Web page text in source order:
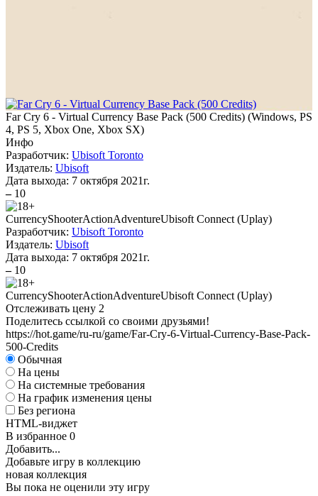
Far Cry 6 - Virtual Currency Base Pack (500 Credits) (Windows, PS
4, PS 5, Xbox One, Xbox SX)
Инфо
Разработчик: Ubisoft Toronto
Издатель: Ubisoft
Дата выхода: 7 октября 2021г.
– 10
CurrencyShooterActionAdventureUbisoft Connect (Uplay)
Разработчик: Ubisoft Toronto
Издатель: Ubisoft
Дата выхода: 7 октября 2021г.
– 10
CurrencyShooterActionAdventureUbisoft Connect (Uplay)
Отслеживать цену 2
Поделитесь ссылкой со своими друзьями!
https://hot.game/ru-ru/game/Far-Cry-6-Virtual-Currency-Base-Pack-
500-Credits
Обычная
На цены
На системные требования
На график изменения цены
Без региона
HTML-виджет
В избранное 0
Добавить...
Добавьте игру в коллекцию
новая коллекция
Вы пока не оценили эту игру